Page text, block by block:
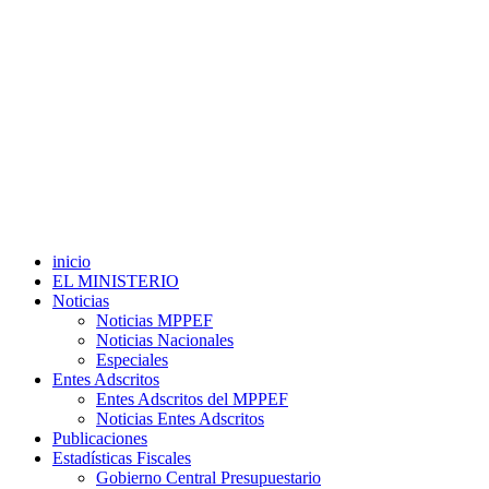
inicio
EL MINISTERIO
Noticias
Noticias MPPEF
Noticias Nacionales
Especiales
Entes Adscritos
Entes Adscritos del MPPEF
Noticias Entes Adscritos
Publicaciones
Estadísticas Fiscales
Gobierno Central Presupuestario